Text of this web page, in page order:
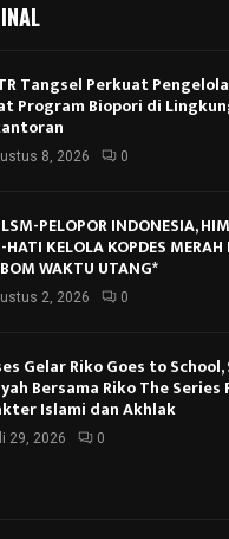
Tangsel Perkuat
Program Biopori di
8, 2026 0
PELOPOR INDONESIA,
HATI KELOLA KOPDES
WAKTU UTANG*
2, 2026 0
Gelar Riko Goes to
Bersama Riko The
Islami dan Akhlak
29, 2026 0